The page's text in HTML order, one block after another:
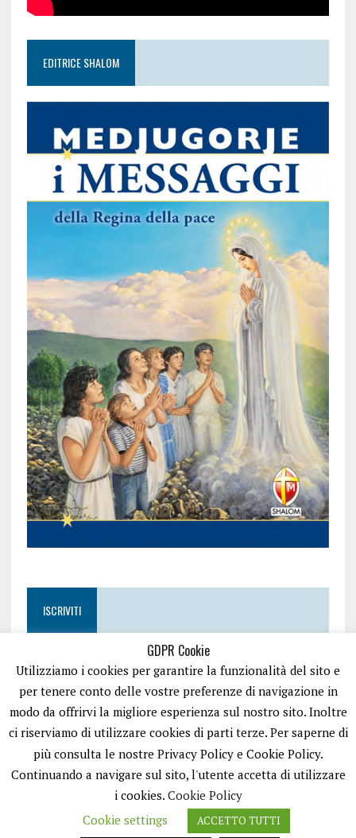
EDITRICE SHALOM
ISCRIVITI
EASYNEWS24 È UN PORTALE GESTITO DA FRANCESCO TV - PARTITA IVA
GDPR Cookie
Utilizziamo i cookies per garantire la funzionalità del sito e
per tenere conto delle vostre preferenze di navigazione in
modo da offrirvi la migliore esperienza sul nostro sito. Inoltre
ci riserviamo di utilizzare cookies di parti terze. Per saperne di
più consulta le nostre Privacy Policy e Cookie Policy.
Continuando a navigare sul sito, l'utente accetta di utilizzare
i cookies. Cookie Policy
Cookie settings
ACCETTO TUTTI